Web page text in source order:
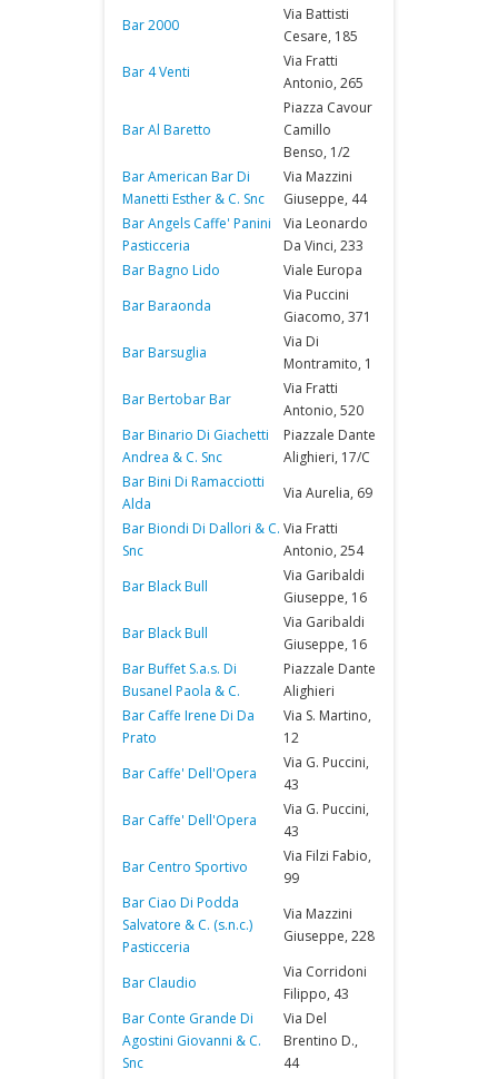
Bar 2000
Via Battisti
Cesare, 185
Bar 4 Venti
Via Fratti
Antonio, 265
Bar Al Baretto
Piazza Cavour
Camillo
Benso, 1/2
Bar American Bar Di
Manetti Esther & C. Snc
Via Mazzini
Giuseppe, 44
Bar Angels Caffe' Panini
Pasticceria
Via Leonardo
Da Vinci, 233
Bar Bagno Lido
Viale Europa
Bar Baraonda
Via Puccini
Giacomo, 371
Bar Barsuglia
Via Di
Montramito, 1
Bar Bertobar Bar
Via Fratti
Antonio, 520
Bar Binario Di Giachetti
Andrea & C. Snc
Piazzale Dante
Alighieri, 17/C
Bar Bini Di Ramacciotti
Alda
Via Aurelia, 69
Bar Biondi Di Dallori & C.
Snc
Via Fratti
Antonio, 254
Bar Black Bull
Via Garibaldi
Giuseppe, 16
Bar Black Bull
Via Garibaldi
Giuseppe, 16
Bar Buffet S.a.s. Di
Busanel Paola & C.
Piazzale Dante
Alighieri
Bar Caffe Irene Di Da
Prato
Via S. Martino,
12
Bar Caffe' Dell'Opera
Via G. Puccini,
43
Bar Caffe' Dell'Opera
Via G. Puccini,
43
Bar Centro Sportivo
Via Filzi Fabio,
99
Bar Ciao Di Podda
Salvatore & C. (s.n.c.)
Pasticceria
Via Mazzini
Giuseppe, 228
Bar Claudio
Via Corridoni
Filippo, 43
Bar Conte Grande Di
Agostini Giovanni & C.
Snc
Via Del
Brentino D.,
44